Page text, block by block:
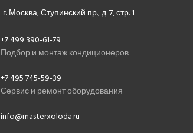
г. Москва, Ступинский пр., д. 7, стр. 1
+7 499 390-61-79
Подбор и монтаж кондиционеров
+7 495 745-59-39
Сервис и ремонт оборудования
info@masterxoloda.ru